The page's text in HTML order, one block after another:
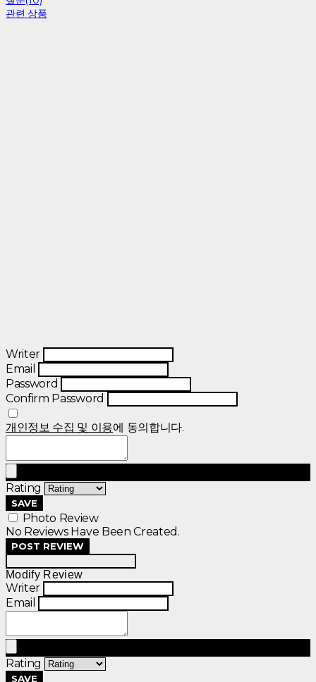
관련 상품
Writer
Email
Password
Confirm Password
개인정보 수집 및 이용에 동의합니다.
Rating
SAVE
Photo Review
No Reviews Have Been Created.
POST REVIEW
Modify Review
Writer
Email
Rating
SAVE